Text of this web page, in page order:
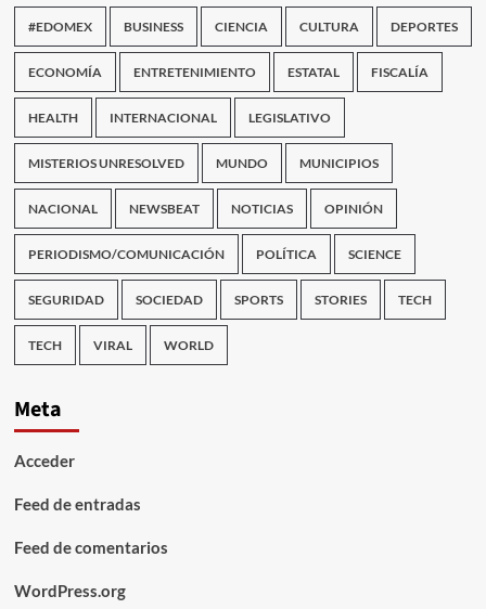
#EDOMEX BUSINESS CIENCIA CULTURA DEPORTES
ECONOMÍA ENTRETENIMIENTO ESTATAL FISCALÍA
HEALTH INTERNACIONAL LEGISLATIVO
MISTERIOS UNRESOLVED MUNDO MUNICIPIOS
NACIONAL NEWSBEAT NOTICIAS OPINIÓN
PERIODISMO/COMUNICACIÓN POLÍTICA SCIENCE
SEGURIDAD SOCIEDAD SPORTS STORIES TECH
TECH VIRAL WORLD
Meta
Acceder
Feed de entradas
Feed de comentarios
WordPress.org